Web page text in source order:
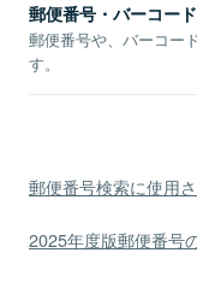
郵便番号・バーコー
郵便番号や、バーコー
す。
郵便番号検索に使用
2025年度版郵便番号